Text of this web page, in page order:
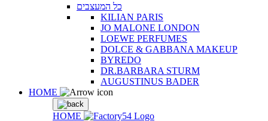
כל המעצבים
KILIAN PARIS
JO MALONE LONDON
LOEWE PERFUMES
DOLCE & GABBANA MAKEUP
BYREDO
DR.BARBARA STURM
AUGUSTINUS BADER
HOME
HOME